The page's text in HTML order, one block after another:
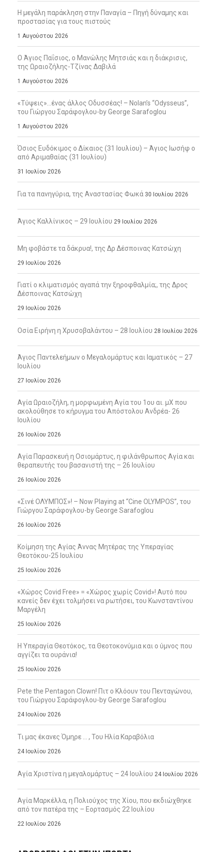
Η μεγάλη παράκληση στην Παναγία – Πηγή δύναμης και
προστασίας για τους πιστούς
1 Αυγούστου 2026
Ο Άγιος Παΐσιος, ο Μανώλης Μητσιάς και η διάκρισις,
της Ωραιοζήλης-Τζίνας Δαβιλά
1 Αυγούστου 2026
«Τύψεις»…ένας άλλος Οδυσσέας! – Nolan’s “Odysseus”,
του Γιώργου Σαράφογλου-by George Sarafoglou
1 Αυγούστου 2026
Όσιος Ευδόκιμος ο Δίκαιος (31 Ιουλίου) – Άγιος Ιωσήφ ο
από Αριμαθαίας (31 Ιουλίου)
31 Ιουλίου 2026
Για τα πανηγύρια, της Αναστασίας Φωκά 30 Ιουλίου 2026
Άγιος Καλλίνικος – 29 Ιουλίου 29 Ιουλίου 2026
Μη φοβάστε τα δάκρυα!, της Δρ Δέσποινας Κατσώχη
29 Ιουλίου 2026
Γιατί ο κλιματισμός αγαπά την ξηροφθαλμία;, της Δρος
Δέσποινας Κατσώχη
29 Ιουλίου 2026
Οσία Ειρήνη η Χρυσοβαλάντου – 28 Ιουλίου 28 Ιουλίου 2026
Άγιος Παντελεήμων ο Μεγαλομάρτυς και Ιαματικός – 27
Ιουλίου
27 Ιουλίου 2026
Αγία Ωραιοζήλη, η μορφωμένη Αγία του 1ου αι. μΧ που
ακολούθησε το κήρυγμα του Απόστολου Ανδρέα- 26
Ιουλίου
26 Ιουλίου 2026
Αγία Παρασκευή η Οσιομάρτυς, η φιλάνθρωπος Αγία και
θεραπευτής του βασανιστή της – 26 Ιουλίου
26 Ιουλίου 2026
«Σινέ ΟΛΥΜΠΟΣ»! – Now Playing at “Cine OLYMPOS”, του
Γιώργου Σαράφογλου-by George Sarafoglou
26 Ιουλίου 2026
Κοίμηση της Αγίας Άννας Μητέρας της Υπεραγίας
Θεοτόκου-25 Ιουλίου
25 Ιουλίου 2026
«Χώρος Covid Free» = «Χώρος χωρίς Covid»! Αυτό που
κανείς δεν έχει τολμήσει να ρωτήσει, του Κωνσταντίνου
Μαργέλη
25 Ιουλίου 2026
Η Υπεραγία Θεοτόκος, τα Θεοτοκονύμια και ο ύμνος που
αγγίζει τα ουράνια!
25 Ιουλίου 2026
Pete the Pentagon Clown! Πιτ ο Κλόουν του Πενταγώνου,
του Γιώργου Σαράφογλου-by George Sarafoglou
24 Ιουλίου 2026
Τι μας έκανες Όμηρε … , Του Ηλία Καραβόλια
24 Ιουλίου 2026
Αγία Χριστίνα η μεγαλομάρτυς – 24 Ιουλίου 24 Ιουλίου 2026
Αγία Μαρκέλλα, η Πολιούχος της Χίου, που εκδιώχθηκε
από τον πατέρα της – Εορτασμός 22 Ιουλίου
22 Ιουλίου 2026